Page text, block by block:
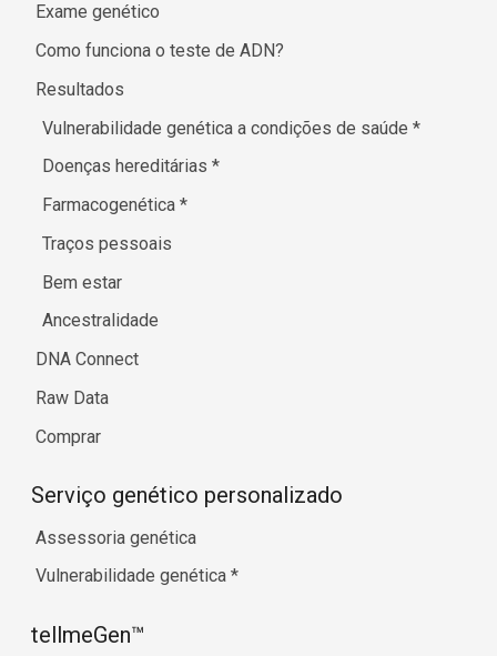
Exame genético
Como funciona o teste de ADN?
Resultados
Vulnerabilidade genética a condições de saúde*
Doenças hereditárias*
Farmacogenética*
Traços pessoais
Bem estar
Ancestralidade
DNA Connect
Raw Data
Comprar
Serviço genético personalizado
Assessoria genética
Vulnerabilidade genética *
tellmeGen™